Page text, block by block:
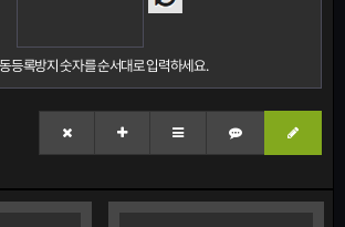
등록방지 숫자를 순서대로 입력하세요.